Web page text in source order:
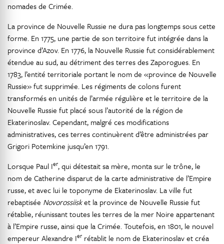
nomades de Crimée.
La province de Nouvelle Russie ne dura pas longtemps sous cette
forme. En 1775, une partie de son territoire fut intégrée dans la
province d’Azov. En 1776, la Nouvelle Russie fut considérablement
étendue au sud, au détriment des terres des Zaporogues. En
1783, l’entité territoriale portant le nom de «province de Nouvelle
Russie» fut supprimée. Les régiments de colons furent
transformés en unités de l’armée régulière et le territoire de la
Nouvelle Russie fut placé sous l’autorité de la région de
Ekaterinoslav. Cependant, malgré ces modifications
administratives, ces terres continuèrent d’être administrées par
Grigori Potemkine jusqu’en 1791.
Lorsque Paul Ier, qui détestait sa mère, monta sur le trône, le
nom de Catherine disparut de la carte administrative de l’Empire
russe, et avec lui le toponyme de Ekaterinoslav. La ville fut
rebaptisée Novorossiisket la province de Nouvelle Russie fut
rétablie, réunissant toutes les terres de la mer Noire appartenant
à l’Empire russe, ainsi que la Crimée. Toutefois, en 1801, le nouvel
empereur Alexandre Ier rétablit le nom de Ekaterinoslav et créa